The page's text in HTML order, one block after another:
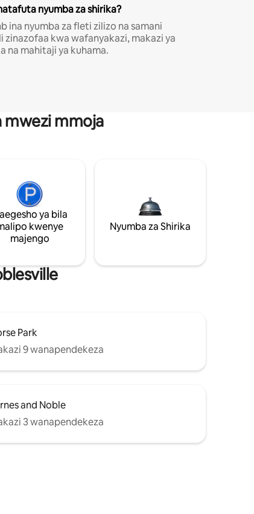
nyumba za shirika?
ina nyumba za fleti zilizo na samani
zinazofaa kwa wafanyakazi, makazi ya
na mahitaji ya kuhama.
mwezi mmoja
ya bila
kwenye
majengo
Nyumba za Shirika
Park
9 wanapendekeza
and Noble
3 wanapendekeza